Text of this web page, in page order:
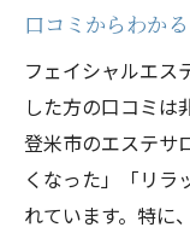
口コミからわか
フェイシャルエス
した方の口コミは
登米市のエステサ
くなった」「リラ
れています。特に